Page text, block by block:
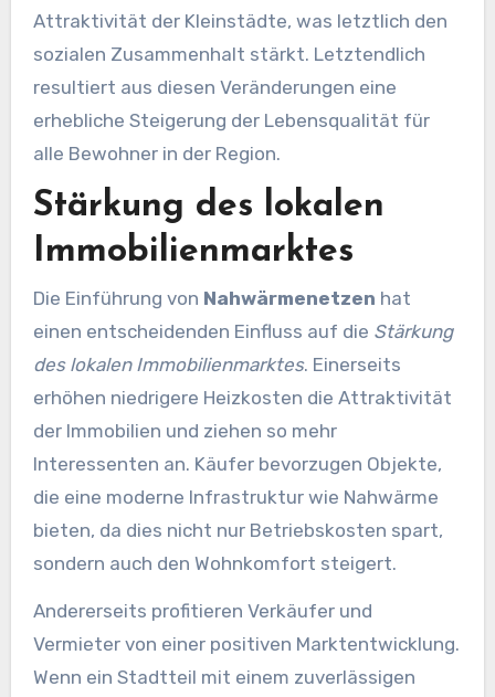
Attraktivität der Kleinstädte, was letztlich den
sozialen Zusammenhalt stärkt. Letztendlich
resultiert aus diesen Veränderungen eine
erhebliche Steigerung der Lebensqualität für
alle Bewohner in der Region.
Stärkung des lokalen
Immobilienmarktes
Die Einführung von Nahwärmenetzen hat
einen entscheidenden Einfluss auf die Stärkung
des lokalen Immobilienmarktes. Einerseits
erhöhen niedrigere Heizkosten die Attraktivität
der Immobilien und ziehen so mehr
Interessenten an. Käufer bevorzugen Objekte,
die eine moderne Infrastruktur wie Nahwärme
bieten, da dies nicht nur Betriebskosten spart,
sondern auch den Wohnkomfort steigert.
Andererseits profitieren Verkäufer und
Vermieter von einer positiven Marktentwicklung.
Wenn ein Stadtteil mit einem zuverlässigen